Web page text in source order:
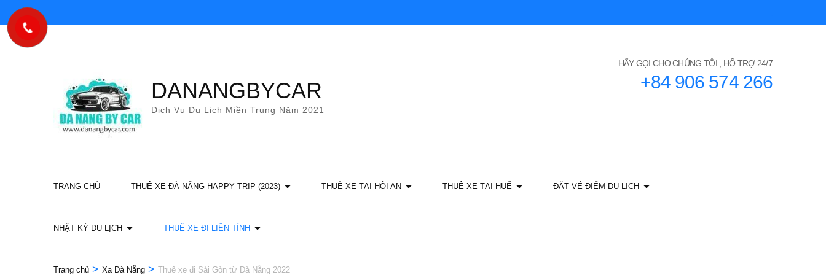
qua
DANANGBYCAR
Dịch Vụ Du Lịch Miền Trung Năm 2021
HÃY GỌI CHO CHÚNG TÔI , HỔ TRỢ 24/7
+84 906 574 266
TRANG CHỦ THUÊ XE ĐÀ NẴNG HAPPY TRIP (2023) THUÊ XE TẠI HỘI AN THUÊ XE TẠI HUẾ ĐẶT VÉ ĐIỂM DU LỊCH
NHẬT KÝ DU LỊCH THUÊ XE ĐI LIÊN TỈNH
Trang chủ > Xa Đà Nẵng > Thuê xe đi Sài Gòn từ Đà Nẵng 2022